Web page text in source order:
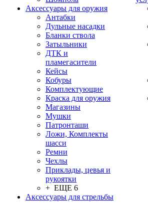
Аксессуары для оружия
Антабки
Дульные насадки
Бланки ствола
Затыльники
ДТК и
пламегасители
Кейсы
Кобуры
Комплектующие
Краска для оружия
Магазины
Мушки
Патронташи
Ложи, Комплекты
шасси
Ремни
Чехлы
Приклады, цевья и
рукоятки
+ ЕЩЕ 6
Аксессуары для стрельбы